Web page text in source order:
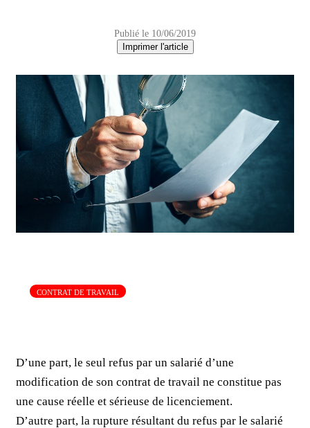
Publié le 10/06/2019
Imprimer l'article
CONTRAT DE TRAVAIL
D’une part, le seul refus par un salarié d’une
modification de son contrat de travail ne constitue pas
une cause réelle et sérieuse de licenciement.
D’autre part, la rupture résultant du refus par le salarié